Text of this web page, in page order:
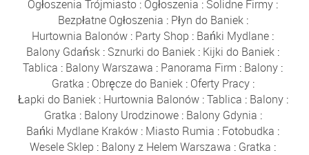
Ogłoszenia Trójmiasto : Ogłoszenia : Solidne Firmy :
Bezpłatne Ogłoszenia : Płyn do Baniek:
Hurtownia Balonów : Party Shop : Bańki Mydlane :
Balony Gdańsk : Sznurki do Baniek : Kijki do Baniek :
Tablica : Balony Warszawa : Panorama Firm : Balony :
Gratka : Obręcze do Baniek: Oferty Pracy:
Łapki do Baniek: Hurtownia Balonów:Tablica : Balony:
Gratka : Balony Urodzinowe: Balony Gdynia :
Bańki Mydlane Kraków : Miasto Rumia : Fotobudka :
Wesele Sklep : Balony z Helem Warszawa : Gratka :